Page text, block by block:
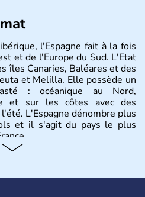
l'Espagne fait à la fois
et de l'Europe du Sud. L'Etat
îles Canaries, Baléares et des
et Melilla. Elle possède un
: océanique au Nord,
et sur les côtes avec des
L'Espagne dénombre plus
et il s'agit du pays le plus
d'abord été occupé par les